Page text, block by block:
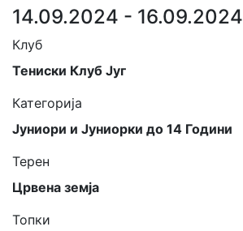
14.09.2024 - 16.09.2024
Клуб
Тениски Клуб Југ
Категорија
Јуниори и Јуниорки до 14 Години
Терен
Црвена земја
Топки